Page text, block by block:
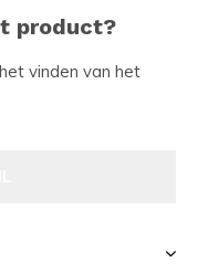
product?
vinden van het